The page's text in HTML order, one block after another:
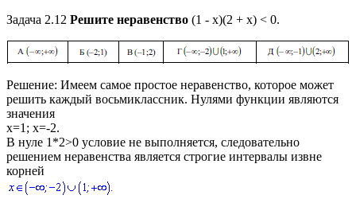
Задача 2.12 Решите неравенство (1 - х)(2 + х) < 0.
Решение: Имеем самое простое неравенство, которое может
решить каждый восьмиклассник. Нулями функции являются
значения
x=1; x=-2.
В нуле 1*2>0 условие не выполняется, следовательно
решением неравенства является строгие интервалы извне
корней